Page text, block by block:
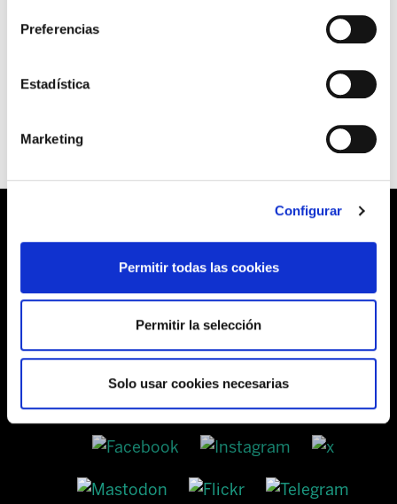
Preferencias
Estadística
Marketing
Configurar
Permitir todas las cookies
Permitir la selección
Solo usar cookies necesarias
Para ver la resolución con las calificaciones
acreditación de perfiles de 2009 pinche aquí
Barrainkua, 13 48009 BILBO
Tel:944 03 77 00
SEDES